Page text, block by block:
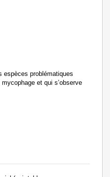
espèces problématiques
et qui s’observe